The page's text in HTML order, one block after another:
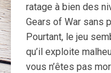
ratage à bien des
Gears of War sans
Pourtant, le jeu
qu’il exploite
vous n’êtes pas